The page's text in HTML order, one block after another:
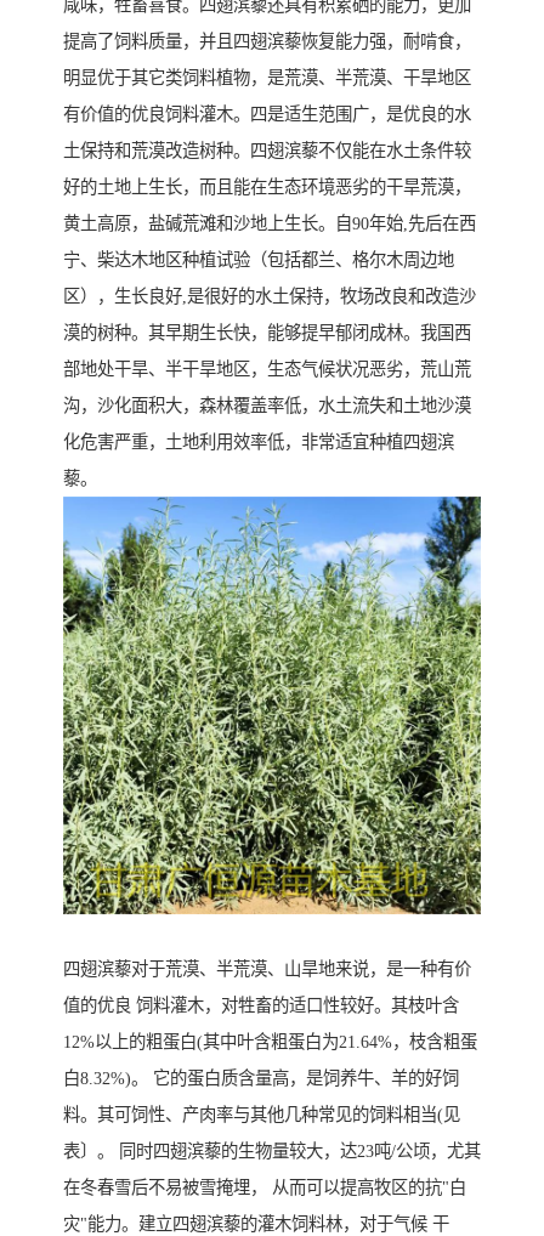
咸味，牲畜喜食。四翅滨藜还具有积累硒的能力，更加
提高了饲料质量，并且四翅滨藜恢复能力强，耐啃食，
明显优于其它类饲料植物，是荒漠、半荒漠、干旱地区
有价值的优良饲料灌木。四是适生范围广，是优良的水
土保持和荒漠改造树种。四翅滨藜不仅能在水土条件较
好的土地上生长，而且能在生态环境恶劣的干旱荒漠，
黄土高原，盐碱荒滩和沙地上生长。自90年始,先后在西
宁、柴达木地区种植试验（包括都兰、格尔木周边地
区），生长良好,是很好的水土保持，牧场改良和改造沙
漠的树种。其早期生长快，能够提早郁闭成林。我国西
部地处干旱、半干旱地区，生态气候状况恶劣，荒山荒
沟，沙化面积大，森林覆盖率低，水土流失和土地沙漠
化危害严重，土地利用效率低，非常适宜种植四翅滨
藜。
四翅滨藜对于荒漠、半荒漠、山旱地来说，是一种有价
值的优良 饲料灌木，对牲畜的适口性较好。其枝叶含
12%以上的粗蛋白(其中叶含粗蛋白为21.64%，枝含粗蛋
白8.32%)。 它的蛋白质含量高，是饲养牛、羊的好饲
料。其可饲性、产肉率与其他几种常见的饲料相当(见
表〕。 同时四翅滨藜的生物量较大，达23吨/公顷，尤其
在冬春雪后不易被雪掩埋， 从而可以提高牧区的抗"白
灾"能力。建立四翅滨藜的灌木饲料林，对于气候 干